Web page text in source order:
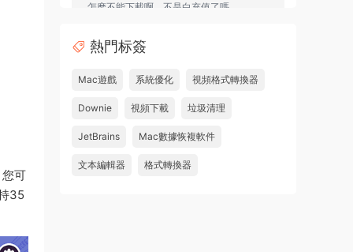
可
35
怎麽不能下載啊，不是白充值了嗎
來源：
Adobe Premiere Pro 2026 v26.2.2 Mac
中文破解版 PR2026 強大視頻編輯軟件
u604731536624 • 2026-07-15
中文破解版
熱門标簽
Mac遊戲 系統優化 視頻格式轉換器
Downie 視頻下載 垃圾清理
JetBrains Mac數據恢複軟件
文本編輯器 格式轉換器